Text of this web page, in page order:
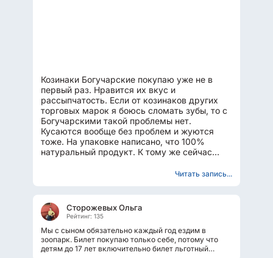
Козинаки Богучарские покупаю уже не в
первый раз. Нравится их вкус и
рассыпчатость. Если от козинаков других
торговых марок я боюсь сломать зубы, то с
Богучарскими такой проблемы нет.
Кусаются вообще без проблем и жуются
тоже. На упаковке написано, что 100%
натуральный продукт. К тому же сейчас
Читать запись...
Сторожевых Ольга
Рейтинг: 135
Мы с сыном обязательно каждый год ездим в
зоопарк. Билет покупаю только себе, потому что
детям до 17 лет включительно билет льготный